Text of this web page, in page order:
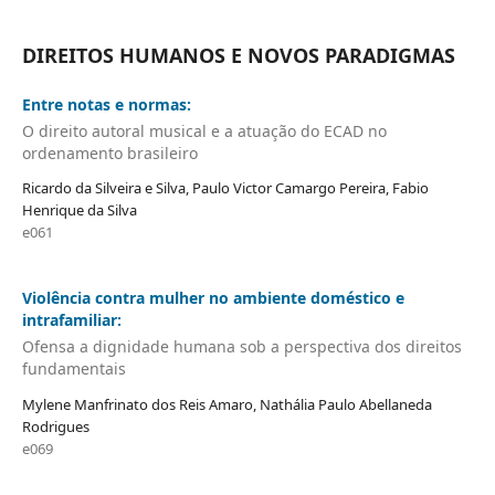
DIREITOS HUMANOS E NOVOS PARADIGMAS
Entre notas e normas:
O direito autoral musical e a atuação do ECAD no
ordenamento brasileiro
Ricardo da Silveira e Silva, Paulo Victor Camargo Pereira, Fabio
Henrique da Silva
e061
Violência contra mulher no ambiente doméstico e
intrafamiliar:
Ofensa a dignidade humana sob a perspectiva dos direitos
fundamentais
Mylene Manfrinato dos Reis Amaro, Nathália Paulo Abellaneda
Rodrigues
e069